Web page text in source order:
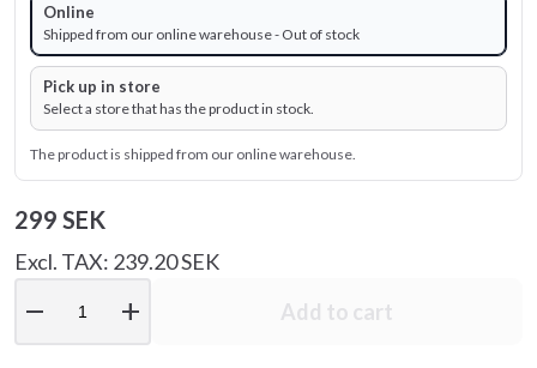
Online
Shipped from our online warehouse - Out of stock
Pick up in store
Select a store that has the product in stock.
The product is shipped from our online warehouse.
299 SEK
Excl. TAX: 239.20 SEK
remove add Add to cart